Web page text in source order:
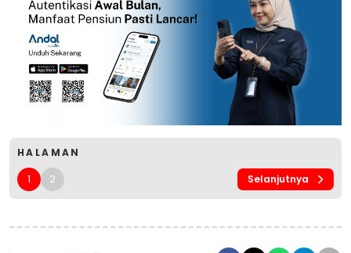
HALAMAN
1 2 Selanjutnya